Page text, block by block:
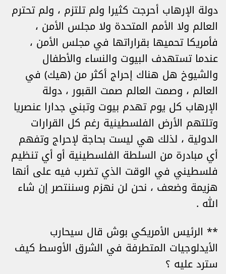
دولة الإرهاب أحرجت كثيرا ولم تلتزم ، ولم تحترم
العالم ولا الأمم المتحدة ولا مجلس الأمن ،
فأمريكا تحميها بقراراتها في مجلس الأمن ،
عندما تستهدف البيوت والنساء والأطفال
والشيوخ هل هناك إحراج أكثر من (هيك) في
العالم ، وصمت العالم صمت القبور ، دولة
الإرهاب كل يوم تهدم بيوت وتبني جدارا عنصريا
وتلتهم الأرض الفلسطينية رغم كل القرارات
الدولية ، لذلك هي ليست بحاجة لإحراج وتفهم
أي مبادرة من السلطة الفلسطينية أو أي تنظيم
فلسطيني في الوقت الذي تضرب فيه على أنها
هزيمة وضعف ، نحن لن نهزم وسننتصر إن شاء
الله .
** الرئيس الأمريكي بوش قال سيحارب
الأيدلوجيات المتطرفة في الشرق الأوسط كيف
سترد عليه ؟